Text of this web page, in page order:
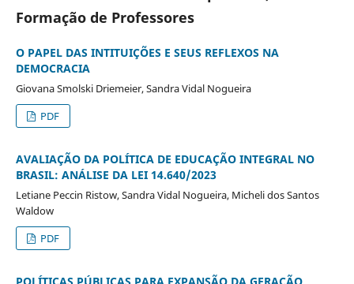
Formação de Professores
O PAPEL DAS INTITUIÇÕES E SEUS REFLEXOS NA
DEMOCRACIA
Giovana Smolski Driemeier, Sandra Vidal Nogueira
PDF
AVALIAÇÃO DA POLÍTICA DE EDUCAÇÃO INTEGRAL NO
BRASIL: ANÁLISE DA LEI 14.640/2023
Letiane Peccin Ristow, Sandra Vidal Nogueira, Micheli dos Santos
Waldow
PDF